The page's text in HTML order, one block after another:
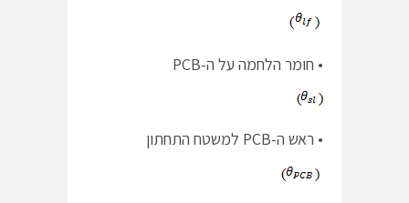
• חומר הלחמה על ה-PCB
• ראש ה-PCB למשטח התחתון